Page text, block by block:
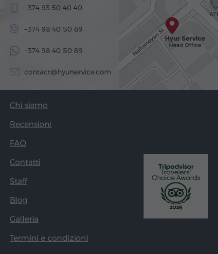
+374 93 50 40 40
+374 98 40 50 89
+374 98 40 50 89
contact@hyurservice.com
Chi siamo
Recensioni
FAQ
Contatti
Staff
Blog
Galleria
Termini e condizioni